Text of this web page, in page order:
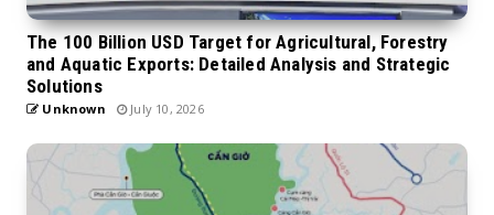
The 100 Billion USD Target for Agricultural, Forestry
and Aquatic Exports: Detailed Analysis and Strategic
Solutions
Unknown July 10, 2026